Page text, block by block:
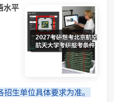
水平
生单位具体要求为准。